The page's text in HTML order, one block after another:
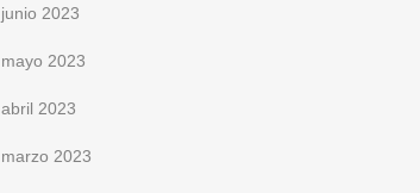
junio 2023
mayo 2023
abril 2023
marzo 2023